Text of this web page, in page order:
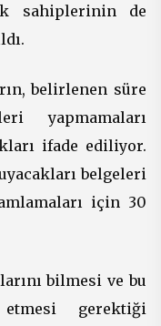
sahiplerinin de
belirlenen süre
yapmamaları
ifade ediliyor.
belgeleri
için 30
bilmesi ve bu
gerektiği